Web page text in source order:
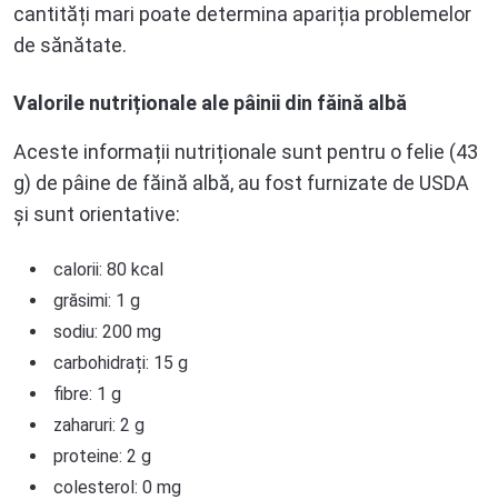
cantități mari poate determina apariția problemelor
de sănătate.
Valorile nutriționale ale pâinii din făină albă
Aceste informații nutriționale sunt pentru o felie (43
g) de pâine de făină albă, au fost furnizate de USDA
și sunt orientative:
calorii: 80 kcal
grăsimi: 1 g
sodiu: 200 mg
carbohidrați: 15 g
fibre: 1 g
zaharuri: 2 g
proteine: 2 g
colesterol: 0 mg